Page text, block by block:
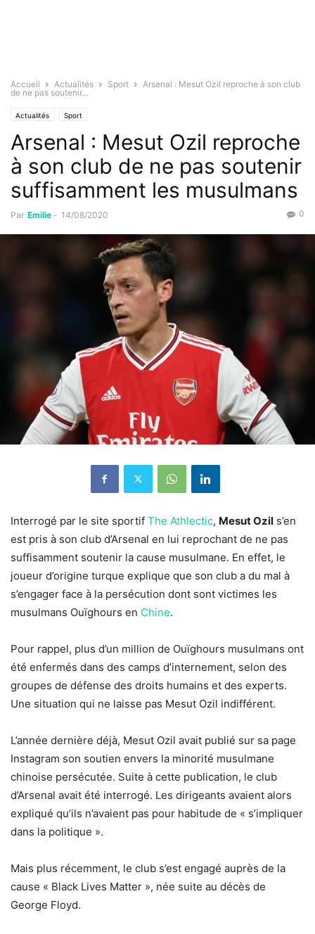
Accueil Actualités Sport
Arsenal : Mesut Ozil reproche à son club
de ne pas soutenir...
Actualités Sport
Arsenal : Mesut Ozil reproche
à son club de ne pas soutenir
suffisamment les musulmans
Par Emilie - 14/08/2020 0
Interrogé par le site sportif The Athlectic, Mesut Ozil s’en
est pris à son club d’Arsenal en lui reprochant de ne pas
suffisamment soutenir la cause musulmane. En effet, le
joueur d’origine turque explique que son club a du mal à
s’engager face à la persécution dont sont victimes les
musulmans Ouïghours en Chine.
Pour rappel, plus d’un million de Ouïghours musulmans ont
été enfermés dans des camps d’internement, selon des
groupes de défense des droits humains et des experts.
Une situation qui ne laisse pas Mesut Ozil indifférent.
L’année dernière déjà, Mesut Ozil avait publié sur sa page
Instagram son soutien envers la minorité musulmane
chinoise persécutée. Suite à cette publication, le club
d’Arsenal avait été interrogé. Les dirigeants avaient alors
expliqué qu’ils n’avaient pas pour habitude de « s’impliquer
dans la politique ».
Mais plus récemment, le club s’est engagé auprès de la
cause « Black Lives Matter », née suite au décès de
George Floyd.